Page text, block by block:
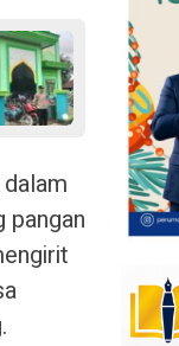
pangan